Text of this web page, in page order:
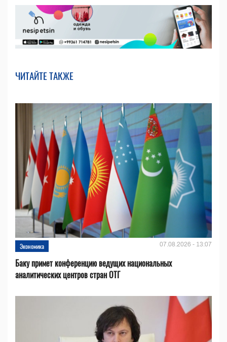
ЧИТАЙТЕ ТАКЖЕ
Экономика 07.08.2026 - 13:07
Баку примет конференцию ведущих национальных
аналитических центров стран ОТГ